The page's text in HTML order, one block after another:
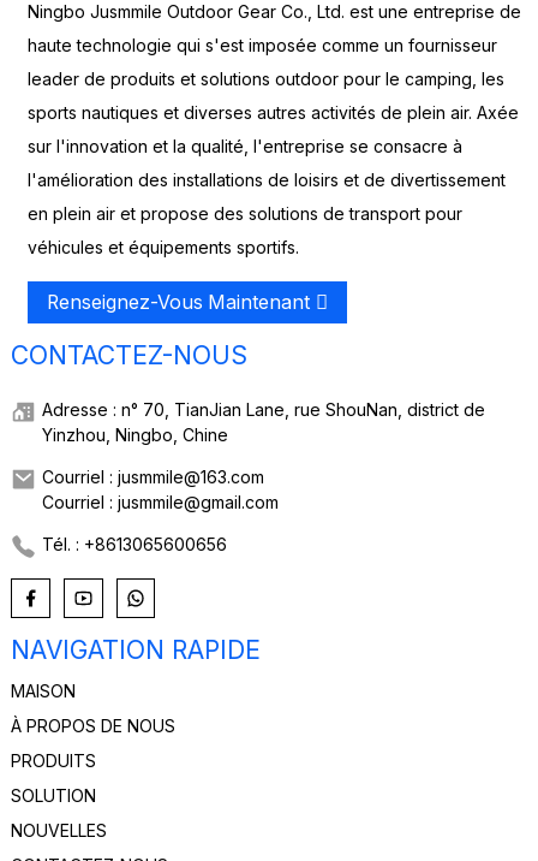
Ningbo Jusmmile Outdoor Gear Co., Ltd. est une entreprise de
haute technologie qui s'est imposée comme un fournisseur
leader de produits et solutions outdoor pour le camping, les
sports nautiques et diverses autres activités de plein air. Axée
sur l'innovation et la qualité, l'entreprise se consacre à
l'amélioration des installations de loisirs et de divertissement
en plein air et propose des solutions de transport pour
véhicules et équipements sportifs.
Renseignez-Vous Maintenant
CONTACTEZ-NOUS
Adresse : n° 70, TianJian Lane, rue ShouNan, district de
Yinzhou, Ningbo, Chine
Courriel : jusmmile@163.com
Courriel : jusmmile@gmail.com
Tél. : +8613065600656
NAVIGATION RAPIDE
MAISON
À PROPOS DE NOUS
PRODUITS
SOLUTION
NOUVELLES